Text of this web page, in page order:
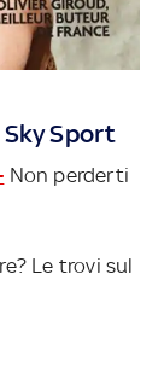
Sport
Non perderti
Le trovi sul